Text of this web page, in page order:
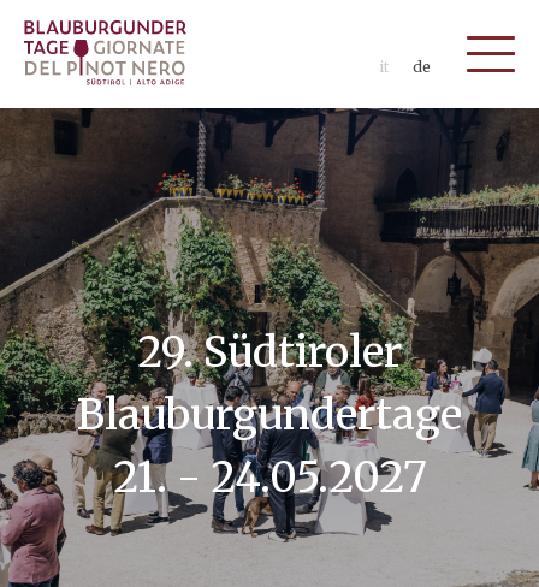
it de
29. Südtiroler
Blauburgundertage
21. - 24.05.2027